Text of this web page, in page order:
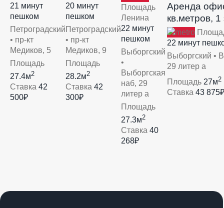
21 минут
пешком
Петроградский
• пр-кт
Медиков, 5
Площадь
27.4м2
Ставка 42
500₽
20 минут
пешком
Петроградский
• пр-кт
Медиков, 9
Площадь
28.2м2
Ставка 42
300₽
Площадь
Ленина
22 минут
пешком
Выборгский
•
Выборгская
наб, 29
литер а
Площадь
27.3м2
Ставка 40
268₽
Аренда
кв.метров, 1
22 минут
Выборгский •
29 литер а
Площадь 27м2
Ставка 43 875₽